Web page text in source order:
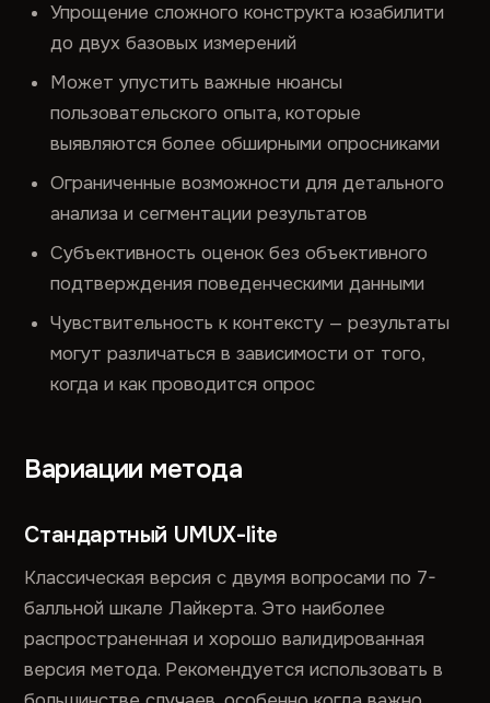
Упрощение сложного конструкта юзабилити
до двух базовых измерений
Может упустить важные нюансы
пользовательского опыта, которые
выявляются более обширными опросниками
Ограниченные возможности для детального
анализа и сегментации результатов
Субъективность оценок без объективного
подтверждения поведенческими данными
Чувствительность к контексту — результаты
могут различаться в зависимости от того,
когда и как проводится опрос
Вариации метода
Стандартный UMUX-lite
Классическая версия с двумя вопросами по 7-
балльной шкале Лайкерта. Это наиболее
распространенная и хорошо валидированная
версия метода. Рекомендуется использовать в